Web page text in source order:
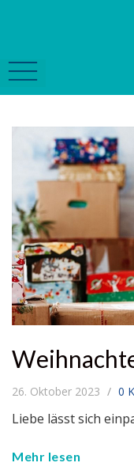
26. Oktober 2023 0
Liebe lässt sich
Mehr lesen